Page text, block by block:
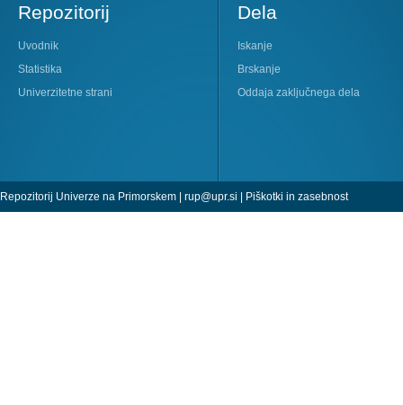
Repozitorij
Uvodnik
Statistika
Univerzitetne strani
Dela
Iskanje
Brskanje
Oddaja zaključnega dela
Repozitorij Univerze na Primorskem | rup@upr.si | Piškotki in zasebnost